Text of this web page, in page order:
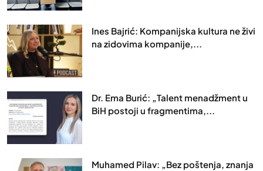
Ines Bajrić: Kompanijska kultura ne živi
na zidovima kompanije,...
Dr. Ema Burić: „Talent menadžment u
BiH postoji u fragmentima,...
Muhamed Pilav: „Bez poštenja, znanja